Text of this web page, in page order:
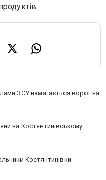
ЗСУ намагається ворог на
на Костянтинівському
Костянтинівки